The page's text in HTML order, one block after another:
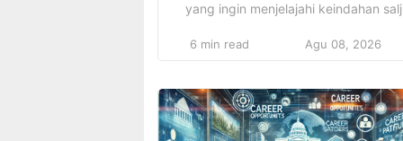
yang ingin menjelajahi keindahan
perjalanan yang menyenangkan dan
perlengkapan traveling musim dingin
sudah dipersiapkan dengan baik.
Tanpa perlengkapan yang tepat,
6 min read Agu 08, 2026